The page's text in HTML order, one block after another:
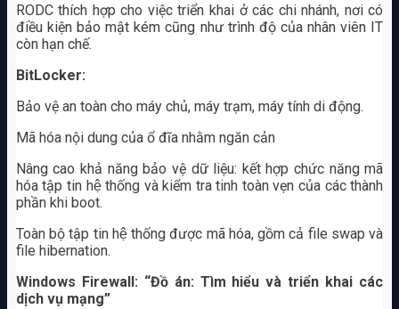
RODC thích hợp cho việc triển khai ở các chi nhánh, nơi có
điều kiện bảo mật kém cũng như trình độ của nhân viên IT
còn hạn chế.
BitLocker:
Bảo vệ an toàn cho máy chủ, máy trạm, máy tính di động.
Mã hóa nội dung của ổ đĩa nhằm ngăn cản
Nâng cao khả năng bảo vệ dữ liệu: kết hợp chức năng mã
hóa tập tin hệ thống và kiểm tra tinh toàn vẹn của các thành
phần khi boot.
Toàn bộ tập tin hệ thống được mã hóa, gồm cả file swap và
file hibernation.
Windows Firewall: “Đồ án: Tìm hiểu và triển khai các
dịch vụ mạng”